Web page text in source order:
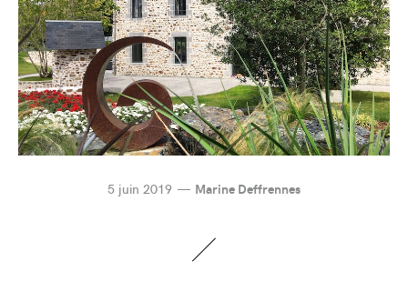
5 juin 2019 Marine Deffrennes